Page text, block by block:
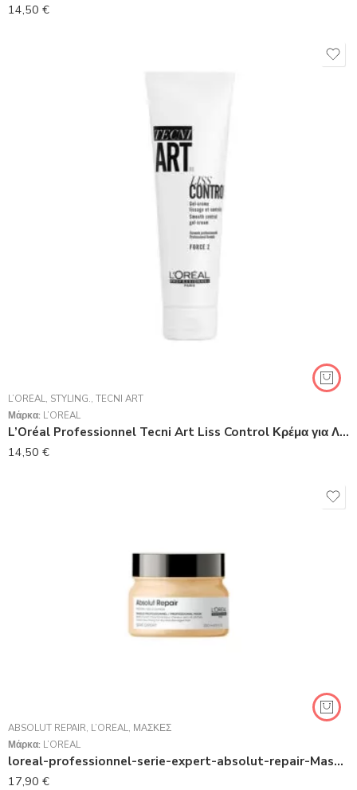
14,50 €
L’ORÉAL, STYLING., TECNI ART
Μάρκα: L’ORÉAL
L’Oréal Professionnel Tecni Art Liss Control Κρέμα για Λείανση Και Έλεγχο 150ml
14,50 €
ABSOLUT REPAIR, L’ORÉAL, ΜΆΣΚΕΣ
Μάρκα: L’ORÉAL
loreal-professionnel-serie-expert-absolut-repair-Mask 250ml
17,90 €